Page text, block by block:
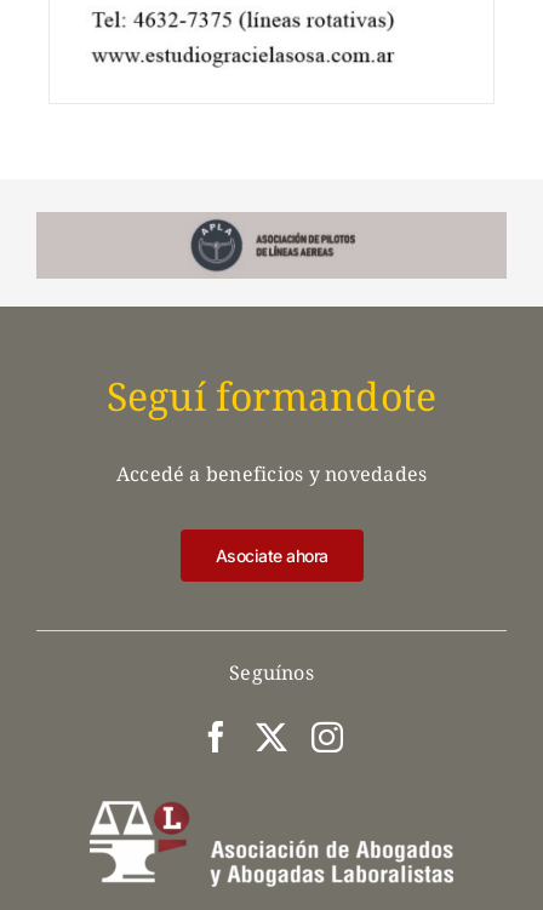
Seguínos
Seguí formandote
Accedé a beneficios y novedades
Asociate ahora